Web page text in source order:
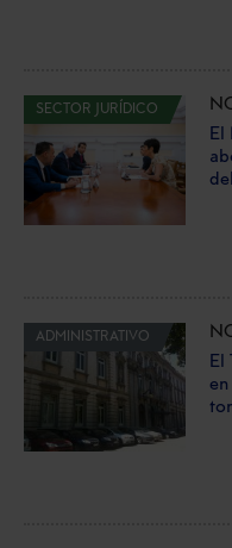
SECTOR JURÍDICO
El
ADMINISTRATIVO
El